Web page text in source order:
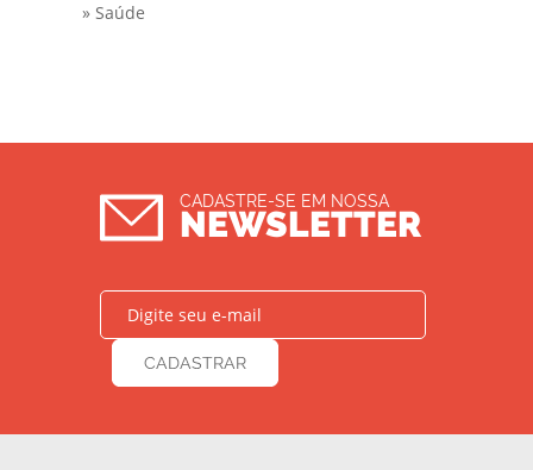
» Saúde
CADASTRE-SE EM NOSSA
NEWSLETTER